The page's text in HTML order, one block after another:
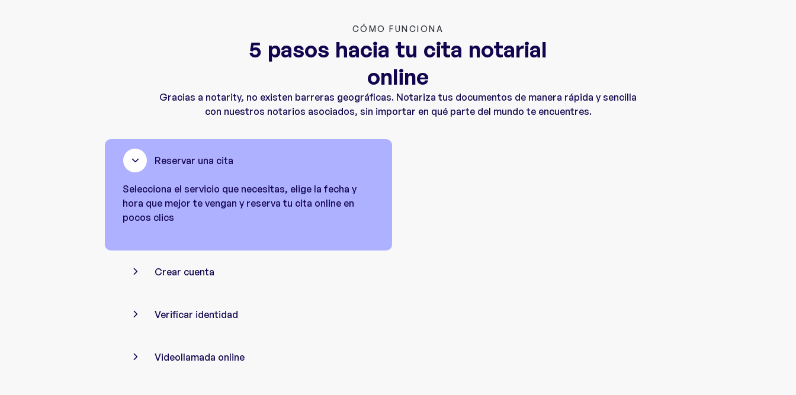
CÓMO FUNCIONA
5 pasos hacia tu cita notarial
online
Gracias a notarity, no existen barreras geográficas. Notariza tus documentos de manera rápida y sencilla
con nuestros notarios asociados, sin importar en qué parte del mundo te encuentres.
Reservar una cita
Selecciona el servicio que necesitas, elige la fecha y
hora que mejor te vengan y reserva tu cita online en
pocos clics
Crear cuenta
Verificar identidad
Videollamada online